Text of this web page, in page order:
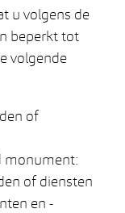
u volgens de
beperkt tot
volgende
of
monument:
of diensten
en -